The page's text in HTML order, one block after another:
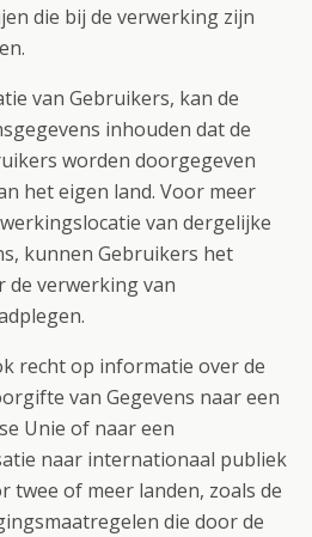
die bij de verwerking zijn
van Gebruikers, kan de
inhouden dat de
worden doorgegeven
het eigen land. Voor meer
van dergelijke
kunnen Gebruikers het
de verwerking van
recht op informatie over de
van Gegevens naar een
Unie of naar een
naar internationaal publiek
twee of meer landen, zoals de
die door de